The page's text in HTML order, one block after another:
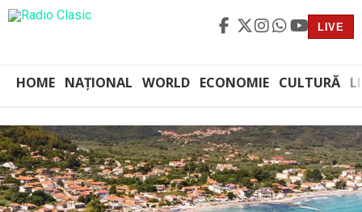
LIVE
HOME NAȚIONAL WORLD ECONOMIE CULTURĂ